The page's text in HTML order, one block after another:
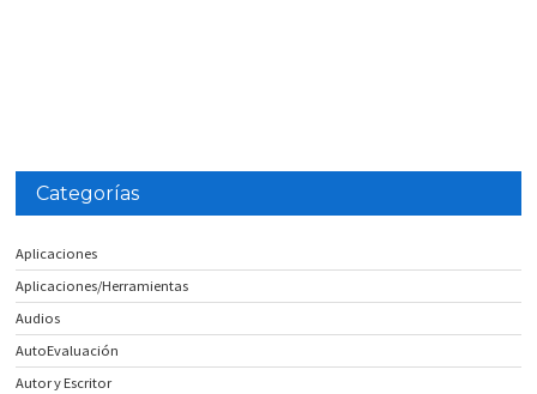
Categorías
Aplicaciones
Aplicaciones/Herramientas
Audios
AutoEvaluación
Autor y Escritor